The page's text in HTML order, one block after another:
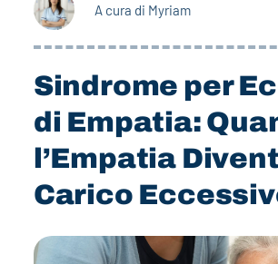
A cura di Myriam
Sindrome per
di Empatia:
l’Empatia
Carico